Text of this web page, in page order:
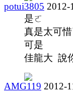
potui3805 2012-
是ㄛ
真是太可惜
可是
佳龍大 說
AMG119 2012-